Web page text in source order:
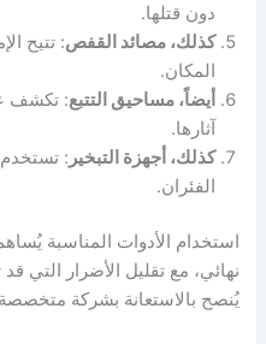
دون قتلها.
كذلك، مصائد القفص: تتيح
المكان.
أيضاً، مساحيق التتبع: تكشف
آثارها.
كذلك، أجهزة التبخير :
الفئران.
استخدام الأدوات المناسبة
نهائي، مع تقليل الأضرار التي
يُنصح بالاستعانة بشركة متخصصة